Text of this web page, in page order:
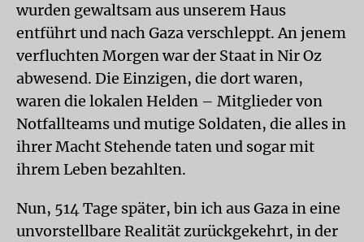
wurden gewaltsam aus unserem Haus
entführt und nach Gaza verschleppt. An jenem
verfluchten Morgen war der Staat in Nir Oz
abwesend. Die Einzigen, die dort waren,
waren die lokalen Helden – Mitglieder von
Notfallteams und mutige Soldaten, die alles in
ihrer Macht Stehende taten und sogar mit
ihrem Leben bezahlten.
Nun, 514 Tage später, bin ich aus Gaza in eine
unvorstellbare Realität zurückgekehrt, in der